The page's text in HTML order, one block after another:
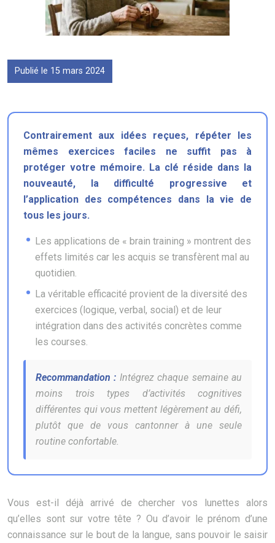
Publié le 15 mars 2024
Contrairement aux idées reçues, répéter les
mêmes exercices faciles ne suffit pas à
protéger votre mémoire. La clé réside dans la
nouveauté, la difficulté progressive et
l’application des compétences dans la vie de
tous les jours.
Les applications de « brain training » montrent des
effets limités car les acquis se transfèrent mal au
quotidien.
La véritable efficacité provient de la diversité des
exercices (logique, verbal, social) et de leur
intégration dans des activités concrètes comme
les courses.
Recommandation : Intégrez chaque semaine au
moins trois types d’activités cognitives
différentes qui vous mettent légèrement au défi,
plutôt que de vous cantonner à une seule
routine confortable.
Vous est-il déjà arrivé de chercher vos lunettes alors
qu’elles sont sur votre tête ? Ou d’avoir le prénom d’une
connaissance sur le bout de la langue, sans pouvoir le saisir